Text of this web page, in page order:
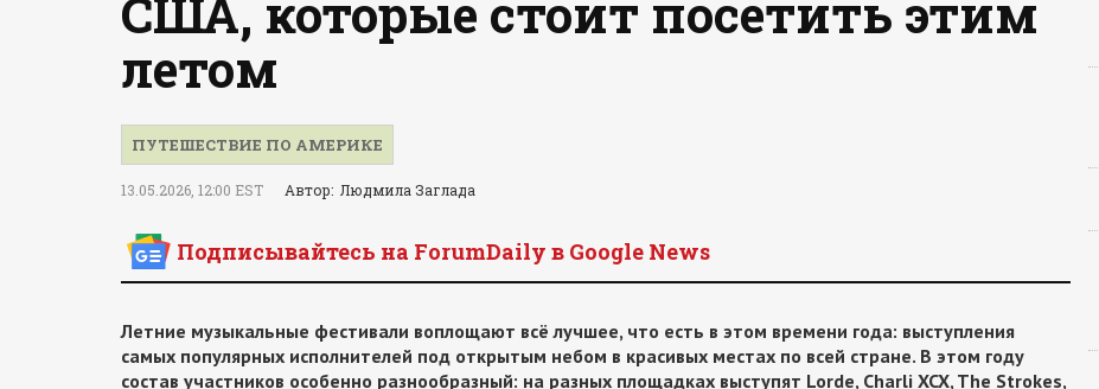
США, которые стоит посетить этим
летом
ПУТЕШЕСТВИЕ ПО АМЕРИКЕ
13.05.2026, 12:00 EST Автор: Людмила Заглада
Подписывайтесь на ForumDaily в Google News
Летние музыкальные фестивали воплощают всё лучшее, что есть в этом времени года: выступления
самых популярных исполнителей под открытым небом в красивых местах по всей стране. В этом году
состав участников особенно разнообразный: на разных площадках выступят Lorde, Charli XCX, The Strokes,